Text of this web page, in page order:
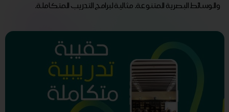
والوسائط البصرية المتنوعة. مثالية لبرامج التدريب المتكاملة.